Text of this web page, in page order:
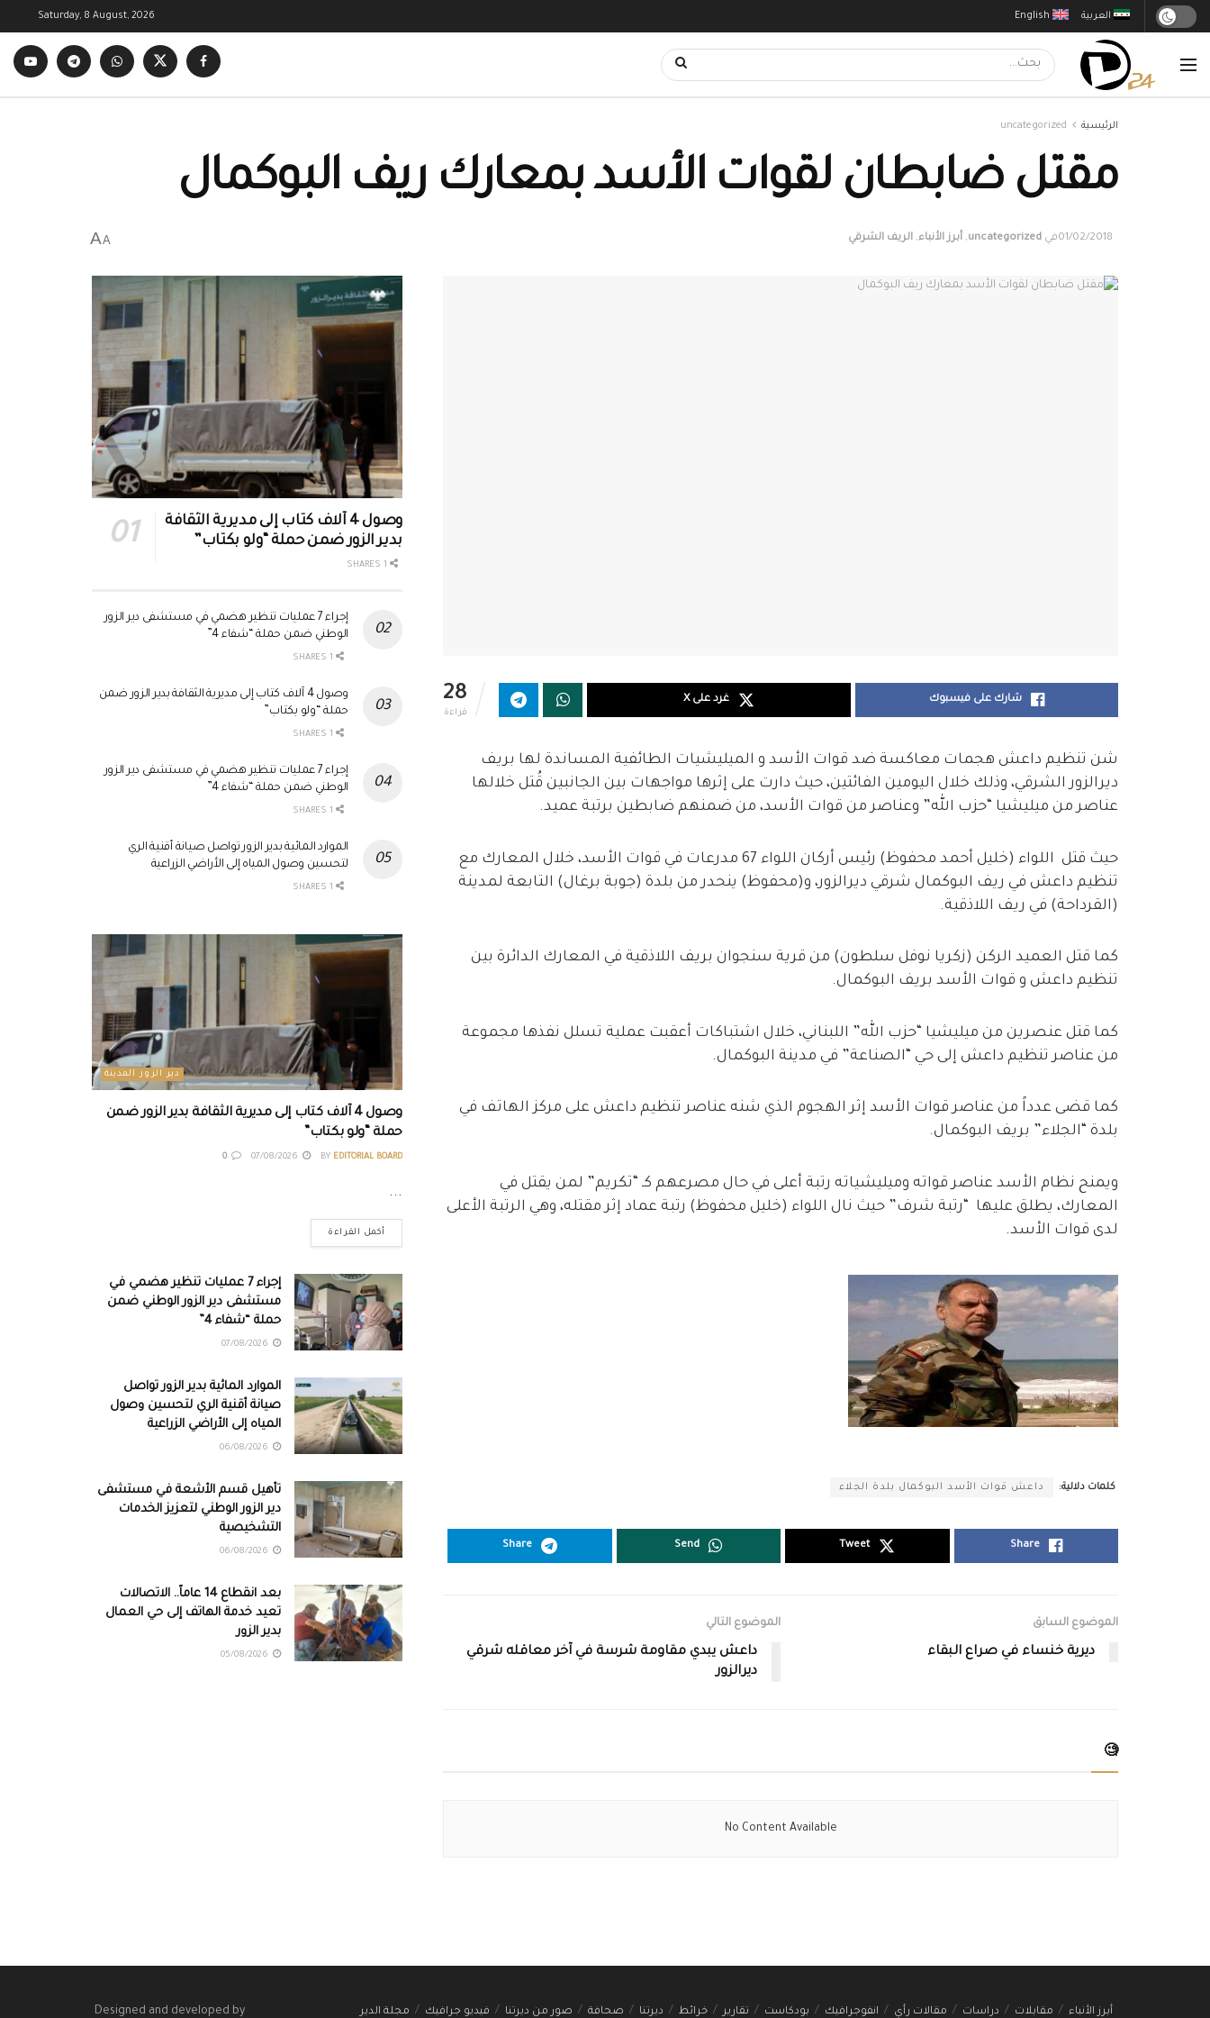
English العربية Saturday, 8 August, 2026
الرئيسية uncategorized
مقتل ضابطان لقوات الأسد بمعارك ريف البوكمال
01/02/2018في uncategorized
, أبرز الأنباء, الريف الشرقي A
A
28
قراءة
شارك على فيسبوك غرد على X
شن تنظيم داعش هجمات معاكسة ضد قوات الأسد و الميليشيات الطائفية المساندة لها بريف
ديرالزور الشرقي، وذلك خلال اليومين الفائتين، حيث دارت على إثرها مواجهات بين الجانبين قُتل خلالها
عناصر من ميليشيا “حزب الله” وعناصر من قوات الأسد، من ضمنهم ضابطين برتبة عميد.
حيث قتل اللواء (خليل أحمد محفوظ) رئيس أركان اللواء 67 مدرعات في قوات الأسد، خلال المعارك مع
تنظيم داعش في ريف البوكمال شرقي ديرالزور، و(محفوظ) ينحدر من بلدة (جوبة برغال) التابعة لمدينة
(القرداحة) في ريف اللاذقية.
كما قتل العميد الركن (زكريا نوفل سلطون) من قرية سنجوان بريف اللاذقية في المعارك الدائرة بين
تنظيم داعش و قوات الأسد بريف البوكمال.
كما قتل عنصرين من ميليشيا “حزب الله” اللبناني، خلال اشتباكات أعقبت عملية تسلل نفذها مجموعة
من عناصر تنظيم داعش إلى حي “الصناعة” في مدينة البوكمال.
كما قضى عدداً من عناصر قوات الأسد إثر الهجوم الذي شنه عناصر تنظيم داعش على مركز الهاتف في
بلدة “الجلاء” بريف البوكمال.
ويمنح نظام الأسد عناصر قواته وميليشياته رتبة أعلى في حال مصرعهم كـ “تكريم” لمن يقتل في
المعارك، يطلق عليها “رتبة شرف” حيث نال اللواء (خليل محفوظ) رتبة عماد إثر مقتله، وهي الرتبة الأعلى
لدى قوات الأسد.
كلمات دلالية: داعش قوات الأسد البوكمال بلدة الجلاء
Share
Tweet
Send
Share
الموضوع السابق
ديرية خنساء في صراع البقاء
الموضوع التالي
داعش يبدي مقاومة شرسة في آخر معاقله شرقي
ديرالزور
🧐
No Content Available
وصول 4 آلاف كتاب إلى مديرية الثقافة
بدير الزور ضمن حملة “ولو بكتاب”
إجراء 7 عمليات تنظير هضمي في مستشفى دير الزور
الوطني ضمن حملة “شفاء 4”
وصول 4 آلاف كتاب إلى مديرية الثقافة بدير الزور ضمن
حملة “ولو بكتاب”
إجراء 7 عمليات تنظير هضمي في مستشفى دير الزور
الوطني ضمن حملة “شفاء 4”
الموارد المائية بدير الزور تواصل صيانة أقنية الري
لتحسين وصول المياه إلى الأراضي الزراعية
دير الزور المدينة
وصول 4 آلاف كتاب إلى مديرية الثقافة بدير الزور ضمن
حملة “ولو بكتاب”
BY EDITORIAL BOARD
0
...
أكمل القراءة
إجراء 7 عمليات تنظير هضمي في
مستشفى دير الزور الوطني ضمن
حملة “شفاء 4”
الموارد المائية بدير الزور تواصل
صيانة أقنية الري لتحسين وصول
المياه إلى الأراضي الزراعية
تأهيل قسم الأشعة في مستشفى
دير الزور الوطني لتعزيز الخدمات
التشخيصية
بعد انقطاع 14 عاماً.. الاتصالات
تعيد خدمة الهاتف إلى حي العمال
بدير الزور
أبرز الأنباء مقابلات دراسات مقالات رأي انفوجرافيك بودكاست تقارير خرائط ديرتنا صحافة صور من ديرتنا فيديو جرافيك مجلة الدير Designed and developed by